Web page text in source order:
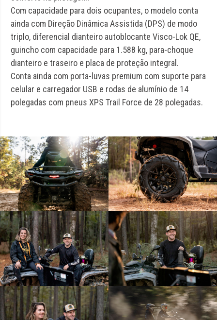
Com capacidade para dois ocupantes, o modelo conta
ainda com Direção Dinâmica Assistida (DPS) de modo
triplo, diferencial dianteiro autoblocante Visco-Lok QE,
guincho com capacidade para 1.588 kg, para-choque
dianteiro e traseiro e placa de proteção integral.
Conta ainda com porta-luvas premium com suporte para
celular e carregador USB e rodas de alumínio de 14
polegadas com pneus XPS Trail Force de 28 polegadas.